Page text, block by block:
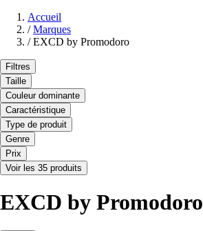
Accueil
/ Marques
/ EXCD by Promodoro
Filtres
Taille
Couleur dominante
Caractéristique
Type de produit
Genre
Prix
Voir les 35 produits
EXCD by Promodoro